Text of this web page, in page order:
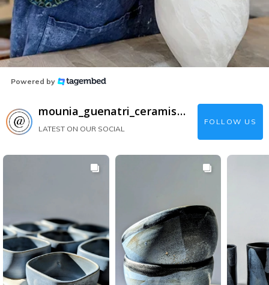
Powered by
mounia_guenatri_ceramiste
LATEST ON OUR SOCIAL
FOLLOW US